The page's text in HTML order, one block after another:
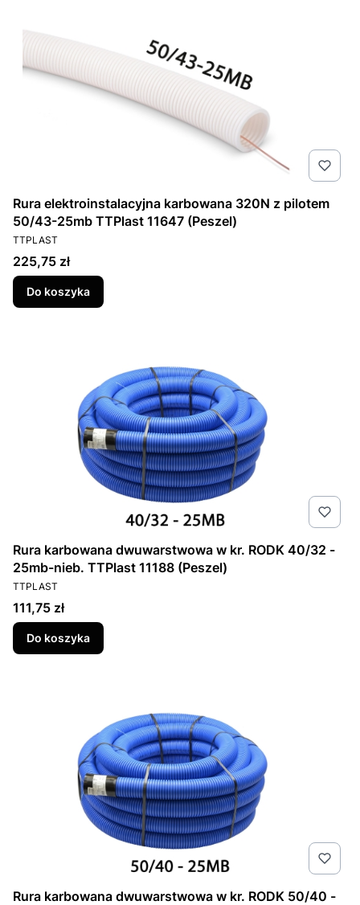
Rura elektroinstalacyjna karbowana 320N z pilotem
50/43-25mb TTPlast 11647 (Peszel)
PRODUCENT
TTPLAST
Cena
225,75 zł
Do koszyka
Rura karbowana dwuwarstwowa w kr. RODK 40/32 -
25mb-nieb. TTPlast 11188 (Peszel)
PRODUCENT
TTPLAST
Cena
111,75 zł
Do koszyka
Rura karbowana dwuwarstwowa w kr. RODK 50/40 -